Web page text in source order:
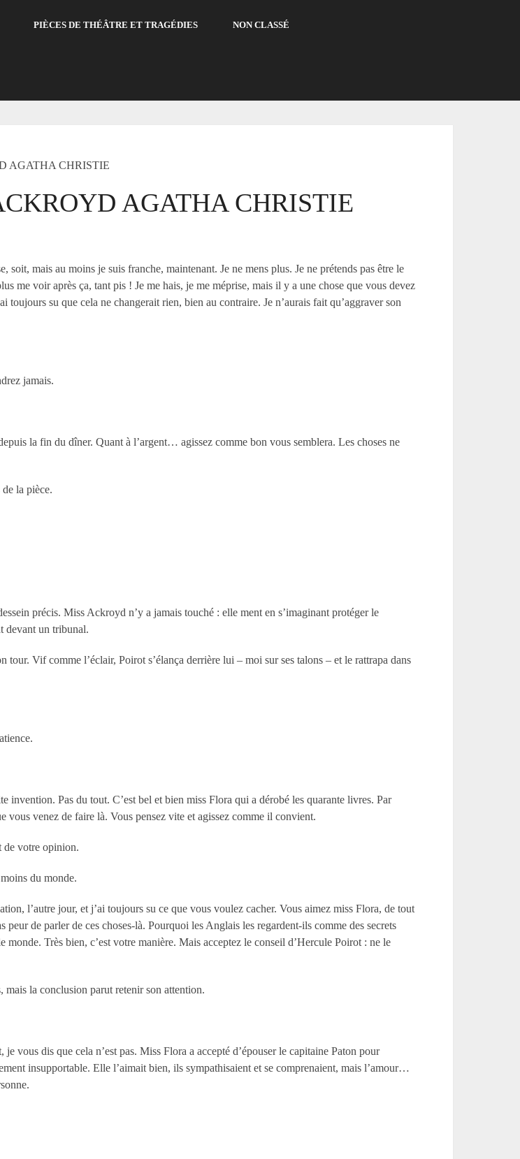
PIÈCES DE THÉÂTRE ET TRAGÉDIES NON CLASSÉ
AGATHA CHRISTIE
AGATHA CHRISTIE
mais au moins je suis franche, maintenant. Je ne mens plus. Je ne prétends pas être le
me voir après ça, tant pis ! Je me hais, je me méprise, mais il y a une chose que vous devez
su que cela ne changerait rien, bien au contraire. Je n’aurais fait qu’aggraver son
jamais.
la fin du dîner. Quant à l’argent… agissez comme bon vous semblera. Les choses ne
la pièce.
précis. Miss Ackroyd n’y a jamais touché : elle ment en s’imaginant protéger le
devant un tribunal.
Vif comme l’éclair, Poirot s’élança derrière lui – moi sur ses talons – et le rattrapa dans
Pas du tout. C’est bel et bien miss Flora qui a dérobé les quarante livres. Par
vous venez de faire là. Vous pensez vite et agissez comme il convient.
de votre opinion.
du monde.
l’autre jour, et j’ai toujours su ce que vous voulez cacher. Vous aimez miss Flora, de tout
de parler de ces choses-là. Pourquoi les Anglais les regardent-ils comme des secrets
Très bien, c’est votre manière. Mais acceptez le conseil d’Hercule Poirot : ne le
mais la conclusion parut retenir son attention.
vous dis que cela n’est pas. Miss Flora a accepté d’épouser le capitaine Paton pour
insupportable. Elle l’aimait bien, ils sympathisaient et se comprenaient, mais l’amour…